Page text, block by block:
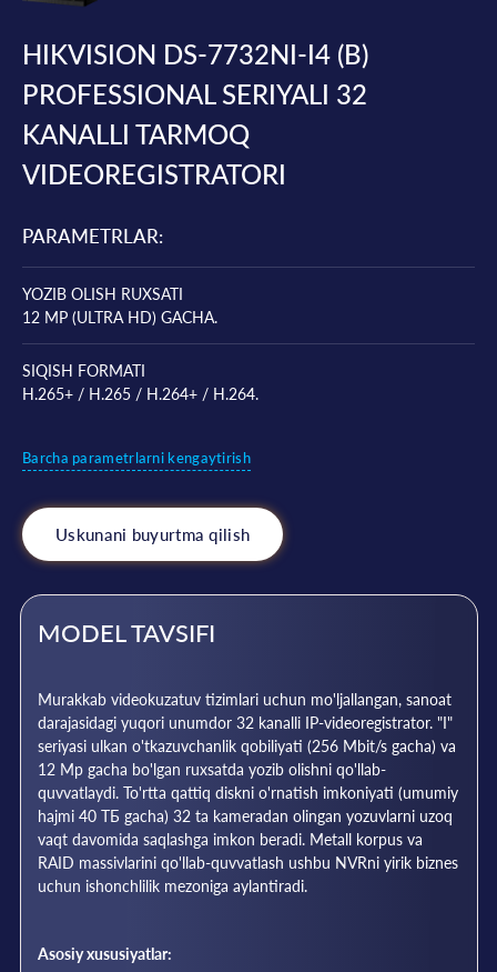
HIKVISION DS-7732NI-I4 (B)
PROFESSIONAL SERIYALI 32
KANALLI TARMOQ
VIDEOREGISTRATORI
PARAMETRLAR:
YOZIB OLISH RUXSATI
12 MP (ULTRA HD) GACHA.
SIQISH FORMATI
H.265+ / H.265 / H.264+ / H.264.
Barcha parametrlarni kengaytirish
Uskunani buyurtma qilish
MODEL TAVSIFI
Murakkab videokuzatuv tizimlari uchun mo'ljallangan, sanoat
darajasidagi yuqori unumdor 32 kanalli IP-videoregistrator. "I"
seriyasi ulkan o'tkazuvchanlik qobiliyati (256 Mbit/s gacha) va
12 Mp gacha bo'lgan ruxsatda yozib olishni qo'llab-
quvvatlaydi. To'rtta qattiq diskni o'rnatish imkoniyati (umumiy
hajmi 40 ТБ gacha) 32 ta kameradan olingan yozuvlarni uzoq
vaqt davomida saqlashga imkon beradi. Metall korpus va
RAID massivlarini qo'llab-quvvatlash ushbu NVRni yirik biznes
uchun ishonchlilik mezoniga aylantiradi.
Asosiy xususiyatlar: